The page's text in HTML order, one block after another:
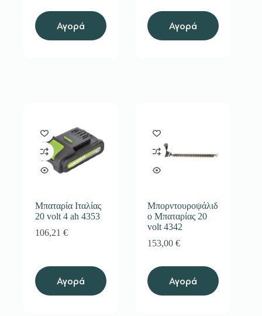
Αγορά Αγορά
Μπαταρία Ιταλίας
20 volt 4 ah 4353
106,21 €
Αγορά
Μπορντουροψάλιδ
ο Μπαταρίας 20
volt 4342
153,00€
Αγορά